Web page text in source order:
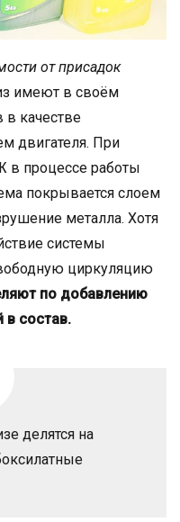
от присадок
имеют в своём
в качестве
двигателя. При
в процессе работы
покрывается слоем
металла. Хотя
системы
циркуляцию
по добавлению
в состав.
делятся на